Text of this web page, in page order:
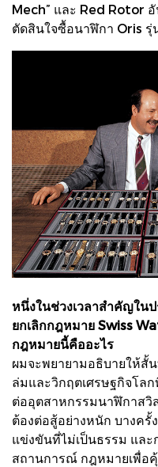
Mech” และ Red Rotor
ตัดสินใจซื้อนาฬิกา Oris รุ่
หนึ่งในช่วงเวลาสำคัญใน
ยกเลิกกฎหมาย Swiss
กฎหมายนี้คืออะไร
ผมจะพยายามอธิบายให้สั้
ล่มและวิกฤตเศรษฐกิจโล
ต่ออุตสาหกรรมนาฬิกาสวิ
ต้องต่อสู้อย่างหนัก บางครั้
แข่งขันที่ไม่เป็นธรรม แล
สถานการณ์ กฎหมายเพื่อ